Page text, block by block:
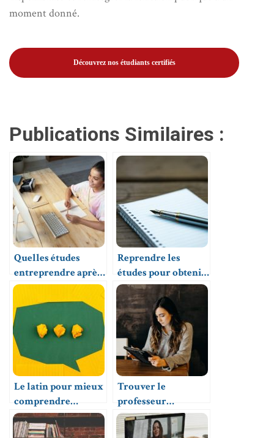
moment donné.
Découvrez nos étudiants certifiés
Publications Similaires :
Quelles études
entreprendre après
un bac S ?
Reprendre les
études pour obtenir
son diplôme, les
options possibles
Le latin pour mieux
comprendre
d’autres langues
vivantes
Trouver le
professeur
particulier idéal